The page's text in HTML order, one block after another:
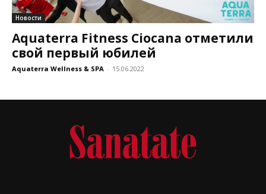
Новости
Aquaterra Fitness Ciocana отметили
свой первый юбилей
Aquaterra Wellness & SPA - 15.06.2022